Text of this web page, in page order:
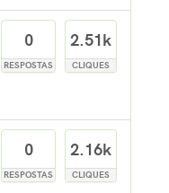
0
RESPOSTAS
2.51k
CLIQUES
0
RESPOSTAS
2.16k
CLIQUES